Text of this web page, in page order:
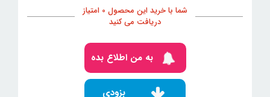
شما با خرید این محصول 0 امتیاز
دریافت می کنید
به من اطلاع بده
بزودی